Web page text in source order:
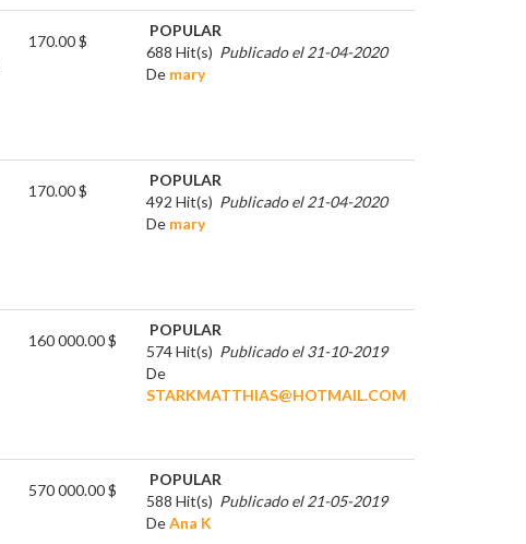
170.00 $
POPULAR
688 Hit(s) Publicado el 21-04-2020
De mary
170.00 $
POPULAR
492 Hit(s) Publicado el 21-04-2020
De mary
160 000.00 $
POPULAR
574 Hit(s) Publicado el 31-10-2019
De
STARKMATTHIAS@HOTMAIL.COM
570 000.00 $
POPULAR
588 Hit(s) Publicado el 21-05-2019
DeAna K